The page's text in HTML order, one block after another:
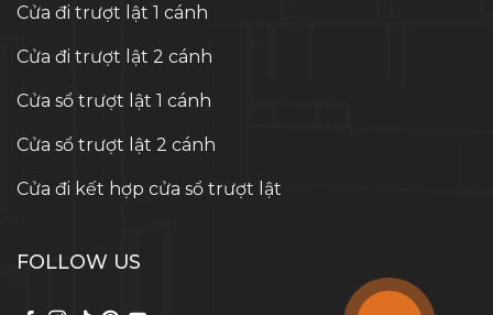
Cửa đi trượt lật 1 cánh
Cửa đi trượt lật 2 cánh
Cửa sổ trượt lật 1 cánh
Cửa sổ trượt lật 2 cánh
Cửa đi kết hợp cửa sổ trượt lật
FOLLOW US